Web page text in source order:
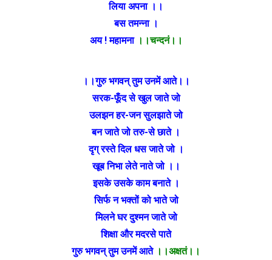
लिया अपना ।।
बस तमन्ना ।
अय ! महामना ।।चन्दनं।।
।।गुरु भगवन् तुम उनमें आते।।
सरक-फूँद से खुल जाते जो
उलझन हर-जन सुलझाते जो
बन जाते जो तरु-से छाते ।
दृग् रस्ते दिल धस जाते जो ।
खूब निभा लेते नाते जो ।।
इसके उसके काम बनाते ।
सिर्फ न भक्तों को भाते जो
मिलने घर दुश्मन जाते जो
शिक्षा और मदरसे पाते
गुरु भगवन् तुम उनमें आते।।अक्षतं।।